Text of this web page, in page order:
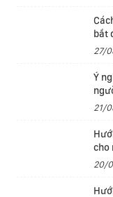
bắt
27/
Ý
21/
cho
20/